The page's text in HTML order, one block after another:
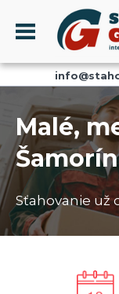
Menu
PROFIL
SŤAHOVANIE -
DOPRAVA -
AKCIE A ZĽAVY
SKLADOVANIE
REFERENCIE
CENNÍK
Malé,
Šamorín
Sťahovanie už